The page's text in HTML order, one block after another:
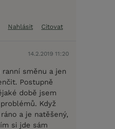
Nahlásit Citovat
14.2.2019 11:20
směnu a jen
Postupně
době jsem
Když
a je natěšený,
si jde sám